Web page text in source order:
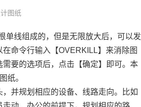
图纸
单线组成的，但是无限放大后，可以发
命令行输入【OVERKILL】来消除图
要的选项后，点击【确定】即可。本
纸。
并规划相应的设备、线路走向。比如